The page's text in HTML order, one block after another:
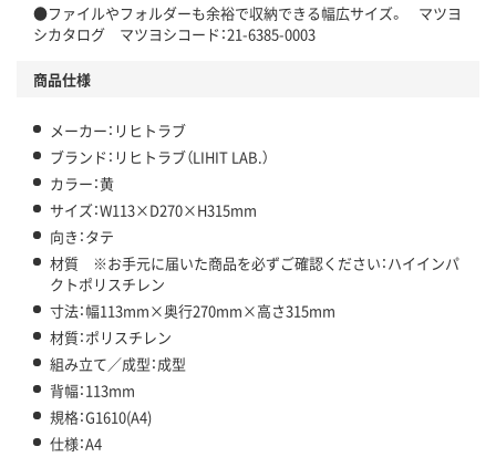
●ファイルやフォルダーも余裕で収納できる幅広サイズ。 マツヨ
シカタログ マツヨシコード：21-6385-0003
商品仕様
メーカー：リヒトラブ
ブランド：リヒトラブ（LIHIT LAB.）
カラー：黄
サイズ：W113×D270×H315mm
向き：タテ
材質 ※お手元に届いた商品を必ずご確認ください：ハイインパ
クトポリスチレン
寸法：幅113mm×奥行270mm×高さ315mm
材質：ポリスチレン
組み立て／成型：成型
背幅：113mm
規格：G1610(A4)
仕様：A4